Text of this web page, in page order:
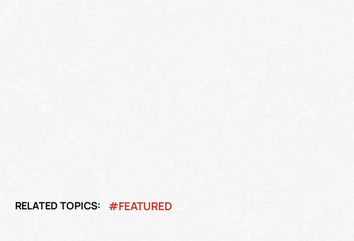
RELATED TOPICS: FEATURED